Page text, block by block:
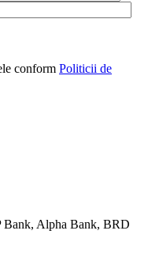
conform Politicii de